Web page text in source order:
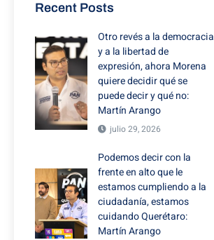
Recent Posts
Otro revés a la democracia
y a la libertad de
expresión, ahora Morena
quiere decidir qué se
puede decir y qué no:
Martín Arango
julio 29, 2026
Podemos decir con la
frente en alto que le
estamos cumpliendo a la
ciudadanía, estamos
cuidando Querétaro:
Martín Arango